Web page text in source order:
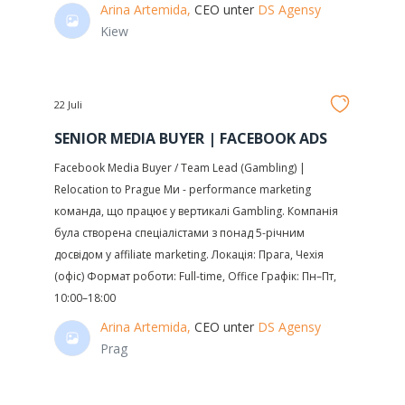
Arina Artemida, CEO unter DS Agensy
Kiew
22 Juli
SENIOR MEDIA BUYER | FACEBOOK ADS
Facebook Media Buyer / Team Lead (Gambling) |
Relocation to Prague Ми - performance marketing
команда, що працює у вертикалі Gambling. Компанія
була створена спеціалістами з понад 5-річним
досвідом у affiliate marketing. Локація: Прага, Чехія
(офіс) Формат роботи: Full-time, Office Графік: Пн–Пт,
10:00–18:00
Arina Artemida, CEO unter DS Agensy
Prag